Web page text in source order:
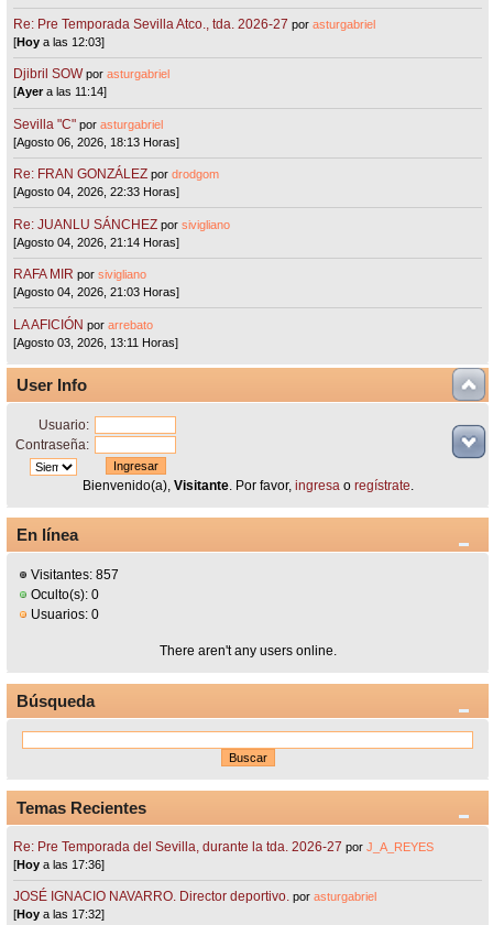
Re: Pre Temporada Sevilla Atco., tda. 2026-27 porasturgabriel
[Hoy a las 12:03]
Djibril SOW porasturgabriel
[Ayera las 11:14]
Sevilla "C"porasturgabriel
[Agosto 06, 2026, 18:13 Horas]
Re: FRAN GONZÁLEZ pordrodgom
[Agosto 04, 2026, 22:33 Horas]
Re: JUANLU SÁNCHEZ porsivigliano
[Agosto 04, 2026, 21:14 Horas]
RAFA MIR porsivigliano
[Agosto 04, 2026, 21:03 Horas]
LA AFICIÓN porarrebato
[Agosto 03, 2026, 13:11 Horas]
User Info
Usuario:
Contraseña:
Bienvenido(a), Visitante. Por favor, ingresa o regístrate
En línea
Visitantes: 857
Oculto(s): 0
Usuarios: 0
There aren't any users online.
Búsqueda
Temas Recientes
Re: Pre Temporada del Sevilla, durante la tda. 2026-27 porJ_A_REYES
[Hoy a las 17:36]
JOSÉ IGNACIO NAVARRO. Director deportivo. porasturgabriel
[Hoy a las 17:32]